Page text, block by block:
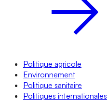
Politique agricole
Environnement
Politique sanitaire
Politiques internationales